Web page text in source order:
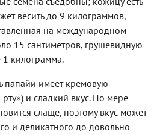
весить до 9 килограммов,
на международном
15 сантиметров, грушевидную
1 килограмма.
папайи имеет кремовую
и сладкий вкус. По мере
слаще, поэтому вкус может
и деликатного до довольно